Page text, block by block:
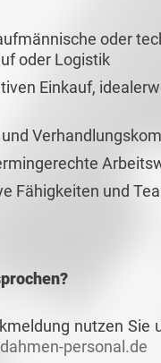
oder
oder Logistik
Einkauf,
Fähigkeiten und
nutzen Sie
personal.de